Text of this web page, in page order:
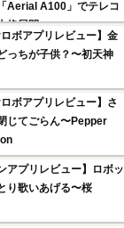
Aerial A100」でテレコ
格展開へ
ロボアプリレビュー】金
っちが子供？〜初天神
ロボアプリレビュー】さ
じてごらん〜Pepper
アプリレビュー】ロボッ
り歌いあげる〜桜